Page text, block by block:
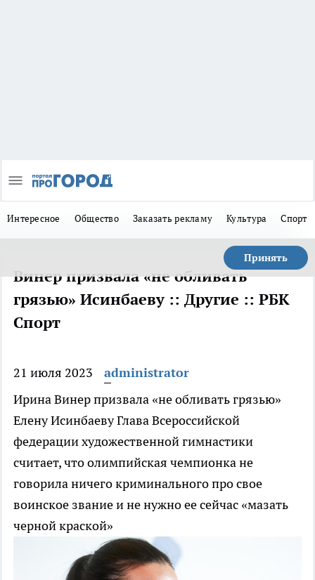
Интересное Общество Заказать рекламу Культура Спорт
Принять
Винер призвала «не обливать
грязью» Исинбаеву :: Другие :: РБК
Спорт
21 июля 2023
administrator
Ирина Винер призвала «не обливать грязью»
Елену ИсинбаевуГлава Всероссийской
федерации художественной гимнастики
считает, что олимпийская чемпионка не
говорила ничего криминального про свое
воинское звание и не нужно ее сейчас «мазать
черной краской»